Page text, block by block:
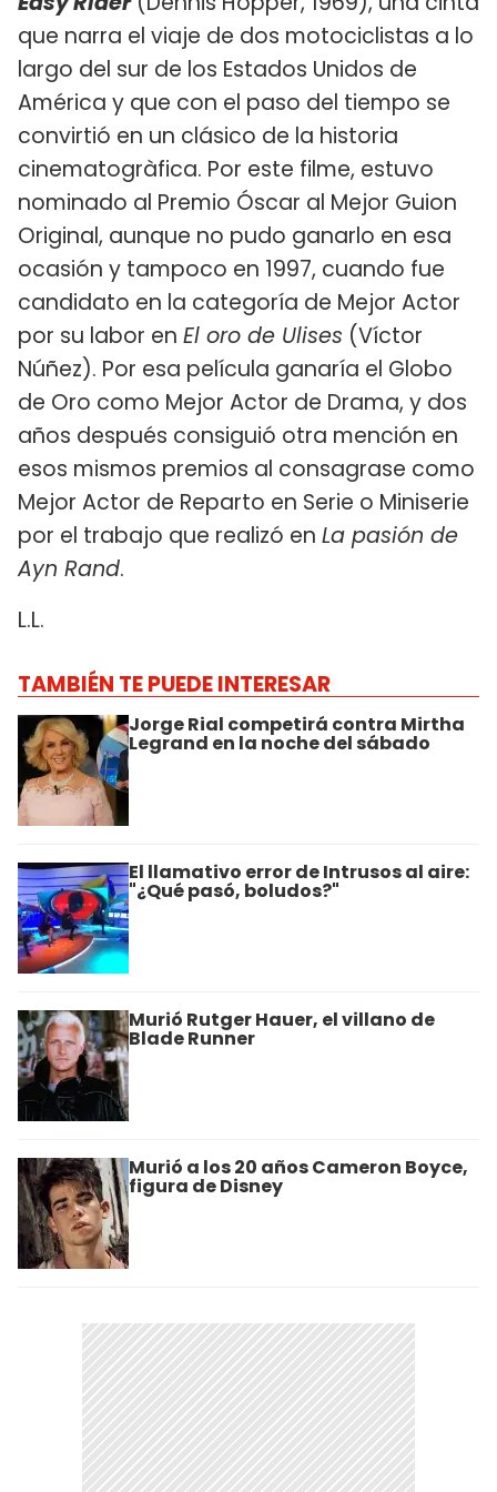
que narra el viaje de dos motociclistas a lo
largo del sur de los Estados Unidos de
América y que con el paso del tiempo se
convirtió en un clásico de la historia
cinematogràfica. Por este filme, estuvo
nominado al Premio Óscar al Mejor Guion
Original, aunque no pudo ganarlo en esa
ocasión y tampoco en 1997, cuando fue
candidato en la categoría de Mejor Actor
por su labor en El oro de Ulises (Víctor
Núñez). Por esa película ganaría el Globo
de Oro como Mejor Actor de Drama, y dos
años después consiguió otra mención en
esos mismos premios al consagrase como
Mejor Actor de Reparto en Serie o Miniserie
por el trabajo que realizó en La pasión de
Ayn Rand.
L.L.
TAMBIÉN TE PUEDE INTERESAR
Jorge Rial competirá contra Mirtha
Legrand en la noche del sábado
El llamativo error de Intrusos al aire:
"¿Qué pasó, boludos?"
Murió Rutger Hauer, el villano de
Blade Runner
Murió a los 20 años Cameron Boyce,
figura de Disney